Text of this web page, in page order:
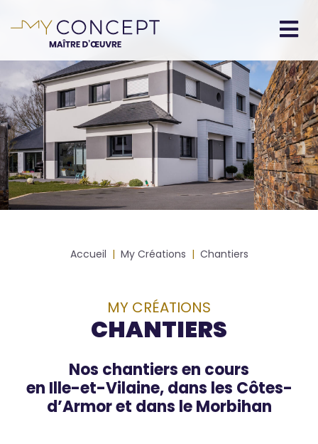
au
principal
principale
FilAccueil My Créations Chantiers
MY CRÉATIONS
CHANTIERS
Nos chantiers en cours
en Ille-et-Vilaine, dans les Côtes-
d’Armor et dans le Morbihan